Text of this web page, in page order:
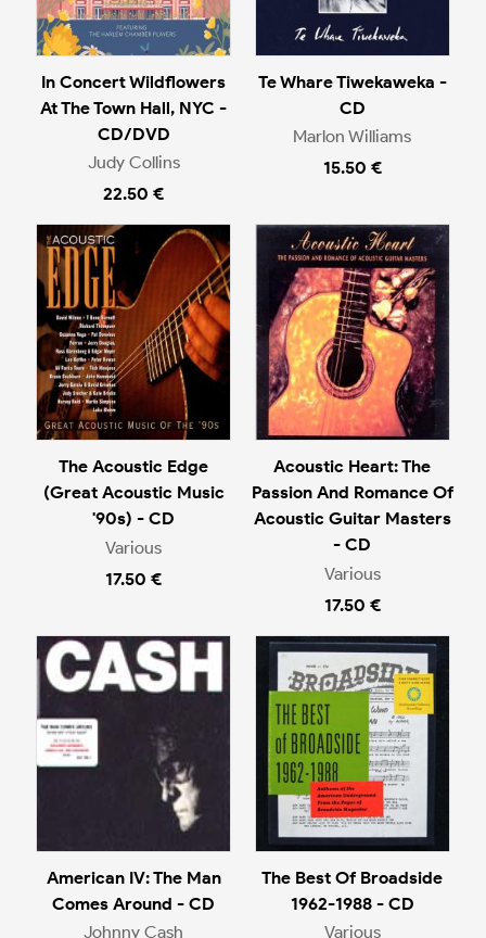
In Concert Wildflowers
At The Town Hall, NYC -
CD/DVD
Judy Collins
22.50 €
Te Whare Tiwekaweka -
CD
Marlon Williams
15.50 €
The Acoustic Edge
(Great Acoustic Music
'90s) - CD
Various
17.50 €
Acoustic Heart: The
Passion And Romance Of
Acoustic Guitar Masters
- CD
Various
17.50 €
American IV: The Man
Comes Around - CD
Johnny Cash
The Best Of Broadside
1962-1988 - CD
Various